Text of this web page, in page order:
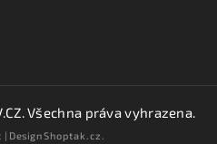
. Všechna práva vyhrazena.
| DesignShoptak.cz.